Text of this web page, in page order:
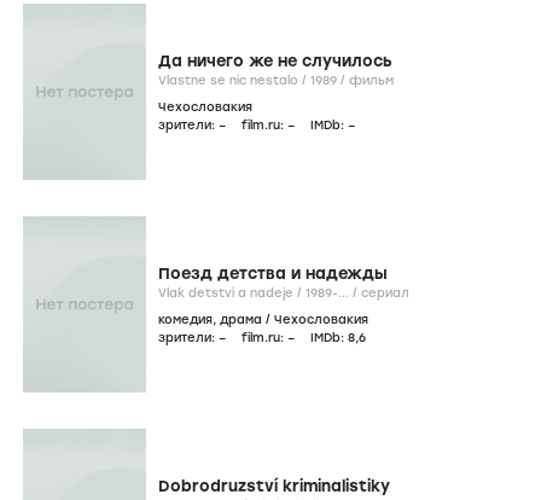
Да ничего же не случилось
Vlastne se nic nestalo / 1989 / фильм
Чехословакия
зрители: – film.ru: – IMDb: –
Поезд детства и надежды
Vlak detství a nadeje / 1989-... / сериал
комедия, драма / Чехословакия
зрители: – film.ru: – IMDb: 8,6
Dobrodruzství kriminalistiky